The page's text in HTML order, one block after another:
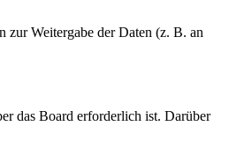
zur Weitergabe der Daten (z. B. an
das Board erforderlich ist. Darüber